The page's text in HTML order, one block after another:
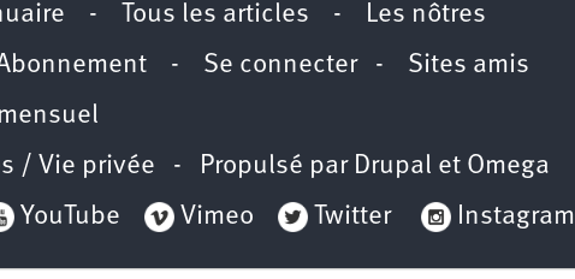
- Tous les articles - Les nôtres
- Se connecter- Sites amis
/ Vie privée - Propulsé par Drupal et Omega
YouTube Vimeo Twitter Instagram